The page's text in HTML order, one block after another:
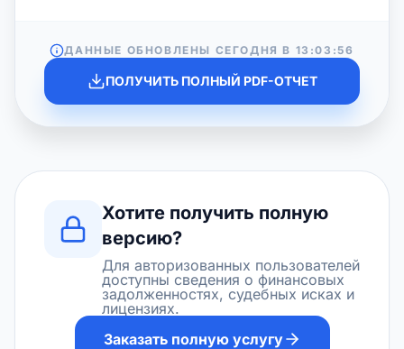
ДАННЫЕ ОБНОВЛЕНЫ СЕГОДНЯ В 13:03:56
ПОЛУЧИТЬ ПОЛНЫЙ PDF-ОТЧЕТ
Хотите получить полную
версию?
Для авторизованных пользователей
доступны сведения о финансовых
задолженностях, судебных исках и
лицензиях.
Заказать полную услугу